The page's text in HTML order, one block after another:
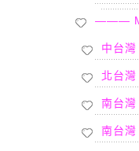
———
中台
北台
南台
南台